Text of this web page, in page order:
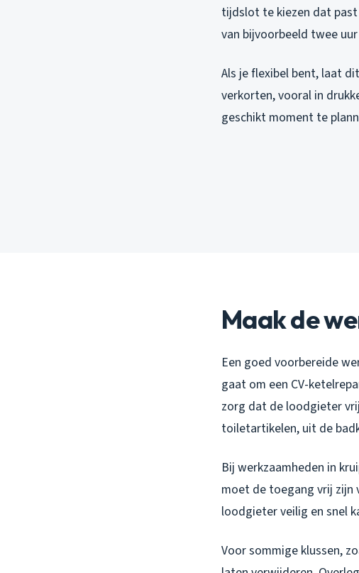
tijdslot te kiezen dat
van bijvoorbeeld twee
Als je flexibel bent, laat
verkorten, vooral in
geschikt moment te
Maak de
Een goed voorbereide
gaat om een CV-
zorg dat de loodgieter
toiletartikelen, uit de
Bij werkzaamheden in
moet de toegang vrij zijn
loodgieter veilig en snel
Voor sommige klussen,